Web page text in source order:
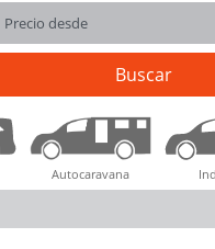
Precio desde
Buscar
Autocaravana